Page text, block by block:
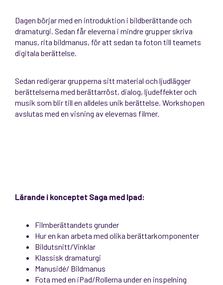
Dagen börjar med en introduktion i bildberättande och
dramaturgi. Sedan får eleverna i mindre grupper skriva
manus, rita bildmanus, för att sedan ta foton till teamets
digitala berättelse.
Sedan redigerar grupperna sitt material och ljudlägger
berättelserna med berättarröst, dialog, ljudeffekter och
musik som blir till en alldeles unik berättelse. Workshopen
avslutas med en visning av elevernas filmer.
Lärande i konceptet Saga med Ipad:
Filmberättandets grunder
Hur en kan arbeta med olika berättarkomponenter
Bildutsnitt/Vinklar
Klassisk dramaturgi
Manusidé/ Bildmanus
Fota med en iPad/Rollerna under en inspelning